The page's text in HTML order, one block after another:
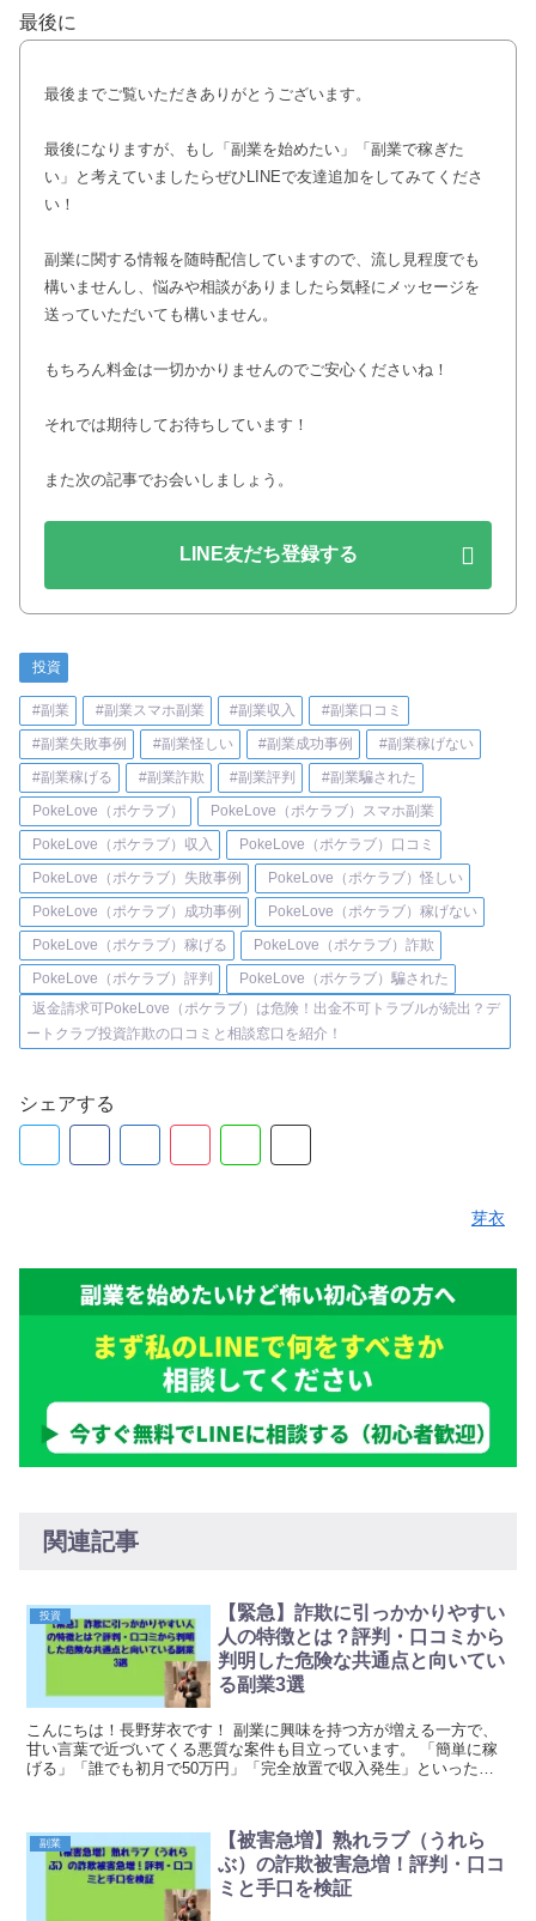
最後に
最後までご覧いただきありがとうございます。
最後になりますが、もし「副業を始めたい」「副業で稼ぎた
い」と考えていましたらぜひLINEで友達追加をしてみてくださ
い！
副業に関する情報を随時配信していますので、流し見程度でも
構いませんし、悩みや相談がありましたら気軽にメッセージを
送っていただいても構いません。
もちろん料金は一切かかりませんのでご安心くださいね！
それでは期待してお待ちしています！
また次の記事でお会いしましょう。
LINE友だち登録する
投資
#副業 #副業スマホ副業 #副業収入
#副業口コミ
#副業失敗事例
#副業怪しい #副業成功事例
#副業稼げない
#副業稼げる
#副業詐欺 #副業評判
#副業騙された
PokeLove（ポケラブ）
PokeLove（ポケラブ）スマホ副業
PokeLove（ポケラブ）収入
PokeLove（ポケラブ）口コミ
PokeLove（ポケラブ）失敗事例
PokeLove（ポケラブ）怪しい
PokeLove（ポケラブ）成功事例
PokeLove（ポケラブ）稼げない
PokeLove（ポケラブ）稼げる
PokeLove（ポケラブ）詐欺
PokeLove（ポケラブ）評判
PokeLove（ポケラブ）騙された
返金請求可PokeLove（ポケラブ）は危険！出金不可トラブルが続出？デ
ートクラブ投資詐欺の口コミと相談窓口を紹介！
シェアする
芽衣
関連記事
投資
【緊急】詐欺に引っかかりやすい
人の特徴とは？評判・口コミから
判明した危険な共通点と向いてい
る副業3選
こんにちは！長野芽衣です！ 副業に興味を持つ方が増える一方で、
甘い言葉で近づいてくる悪質な案件も目立っています。 「簡単に稼
げる」「誰でも初月で50万円」「完全放置で収入発生」といった言
副業
【被害急増】熟れラブ（うれら
ぶ）の詐欺被害急増！評判・口コ
ミと手口を検証